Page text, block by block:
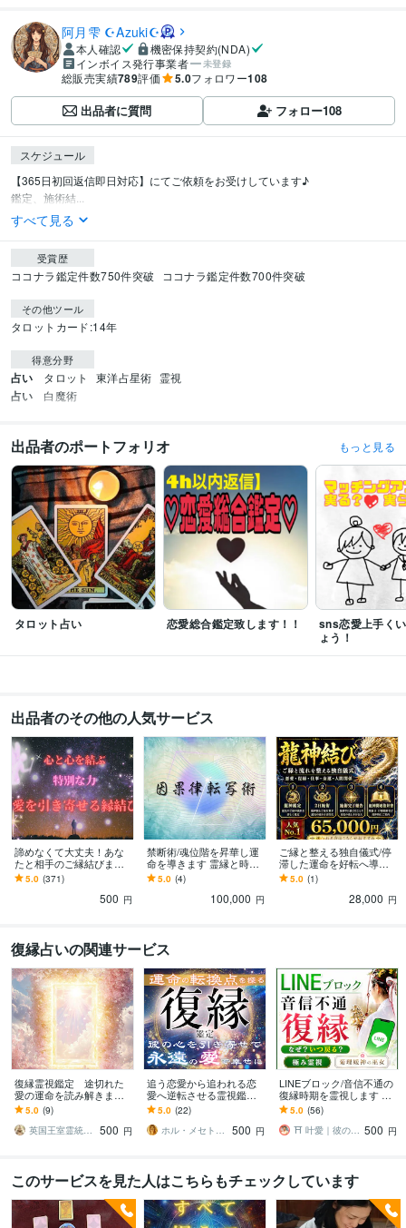
阿月雫 ☪︎Azuki☪︎
本人確認
機密保持契約(NDA)
インボイス発行事業者
未登録
総販売実績789評価 5.0フォロワー108
出品者に質問 フォロー108
スケジュール
【365日初回返信即日対応】にてご依頼をお受けしています♪
鑑定、施術結...
すべて見る
受賞歴
ココナラ鑑定件数750件突破 ココナラ鑑定件数700件突破
その他ツール
タロットカード:14年
得意分野
占い タロット 東洋占星術 霊視
占い 白魔術
出品者のポートフォリオ もっと見る
タロット占い 恋愛総合鑑定致します！！
sns恋愛上手く
ょう！
出品者のその他の人気サービス
諦めなくて大丈夫！あな
たと相手のご縁結びます
今悩んでいるあなたへ。
彼と結ばれたいあなたに
5.0 (371)
500 円
禁断術/魂位階を昇華し運
命を導きます 霊縁と時空
を操る究極の統合術購入
には、事前メッセージを
5.0 (4)
100,000 円
ご縁と整える独自儀式/停
滞した運命を好転へ導き
ます あなたのその本気の
願いに龍神様へ託してみ
5.0 (1)
28,000 円
復縁占いの関連サービス
復縁霊視鑑定 途切れた
愛の運命を読み解きます
離れた愛の未来を霊視
し、絆を取り戻す導きを
【初回限定価格】
5.0 (9)
英国王室霊統の結び手 SUMIRE
500 円
追う恋愛から追われる恋
愛へ逆転させる霊視鑑定
します LINEブロック・音
信不通・自然消滅・遠距
離…解決事例多数＊
5.0 (22)
ホル・メセト◆魂の欠損を埋める運命修復師
500 円
LINEブロック/音信不通の
復縁時期を霊視します 相
手の気持ち/復縁/恋愛霊視/
あなたを好きな人/不倫/複
雑
5.0 (56)
⛩️ 叶愛｜彼の本音を視る涙腺崩壊霊視 500 円
このサービスを見た人はこちらもチェックしています